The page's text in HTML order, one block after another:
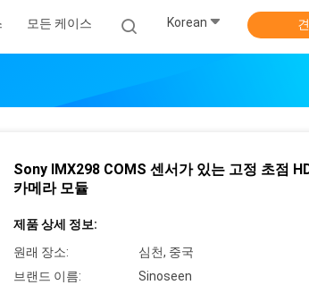
모든 케이스 Korean
Sony IMX298 COMS 센서가 있는 고정 초점
카메라 모듈
제품 상세 정보:
원래 장소:
심천, 중국
브랜드 이름:
Sinoseen